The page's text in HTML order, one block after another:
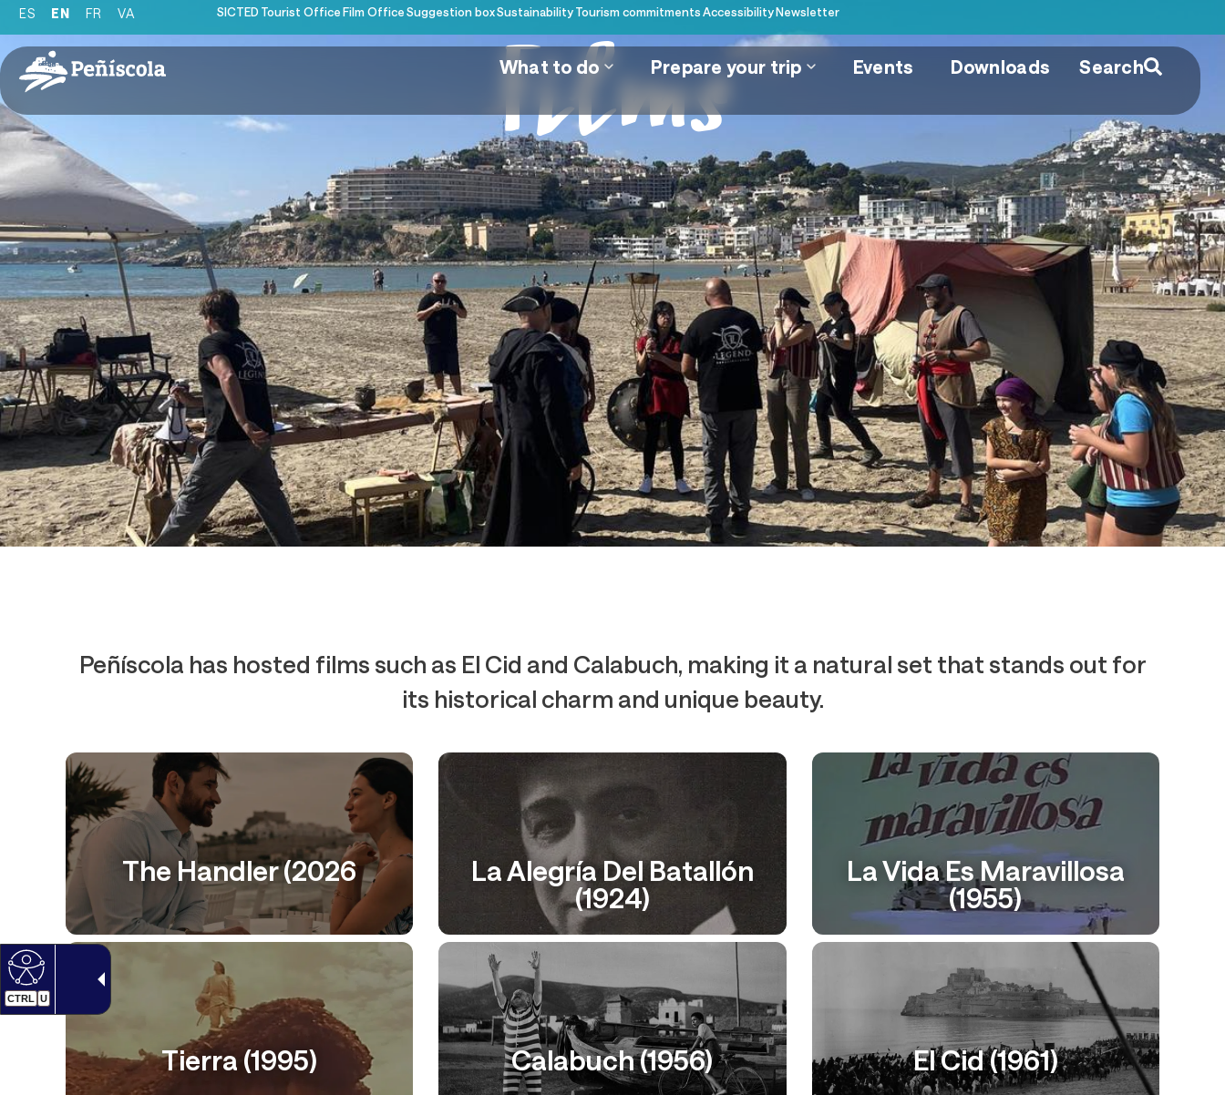
CTRL U
ES EN FR VA SICTED Tourist Office Film Office Suggestion boxSustainabilityTourism commitments AccessibilityNewsletter
Search
What to do Prepare your trip Events Downloads
Films
Peñíscola has hosted films such as El Cid and Calabuch, making it a natural set that stands out for
its historical charm and unique beauty.
The Handler (2026
La Alegría Del Batallón
(1924)
La Vida Es Maravillosa
(1955)
Tierra (1995) Calabuch (1956) El Cid (1961)